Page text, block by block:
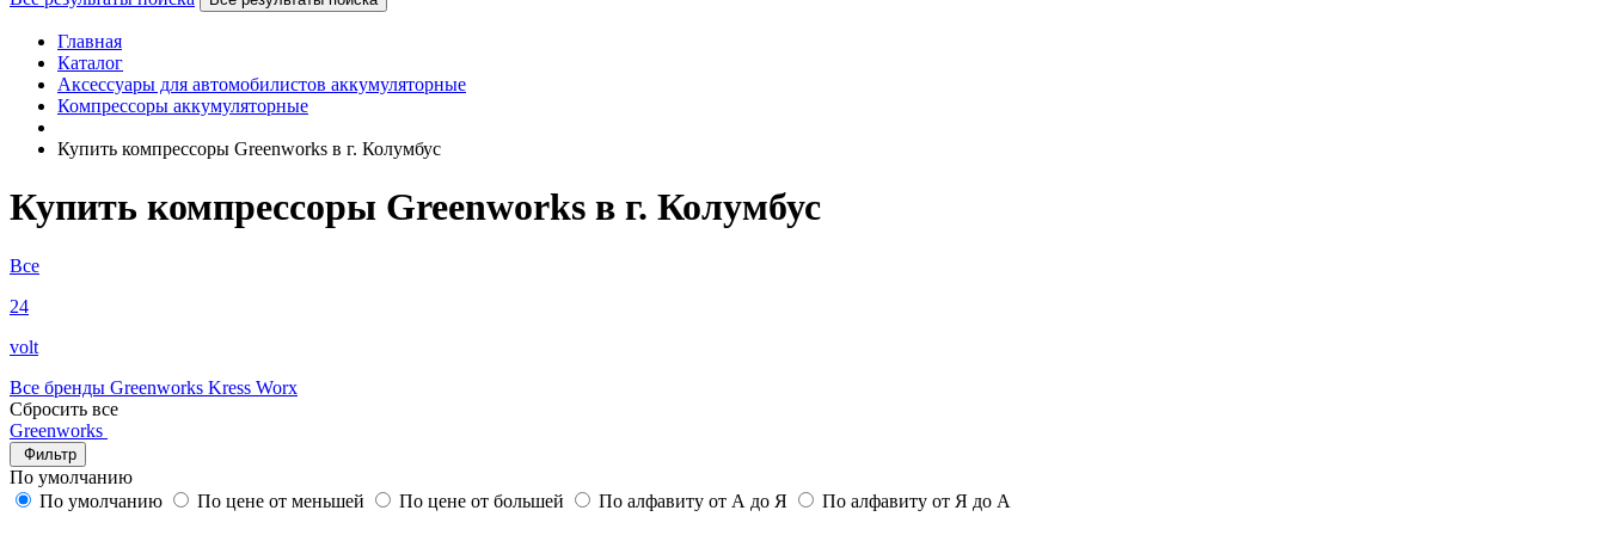
Главная
Каталог
Аксессуары для автомобилистов аккумуляторные
Компрессоры аккумуляторные
Купить компрессоры Greenworks в г. Колумбус
Купить компрессоры Greenworks в г. Колумбус
Все
24
volt
Все бренды Greenworks Kress Worx
Сбросить все
Greenworks
Фильтр
По умолчанию
По умолчанию
По цене от меньшей По цене от большей По алфавиту от А до Я
По алфавиту от Я до А